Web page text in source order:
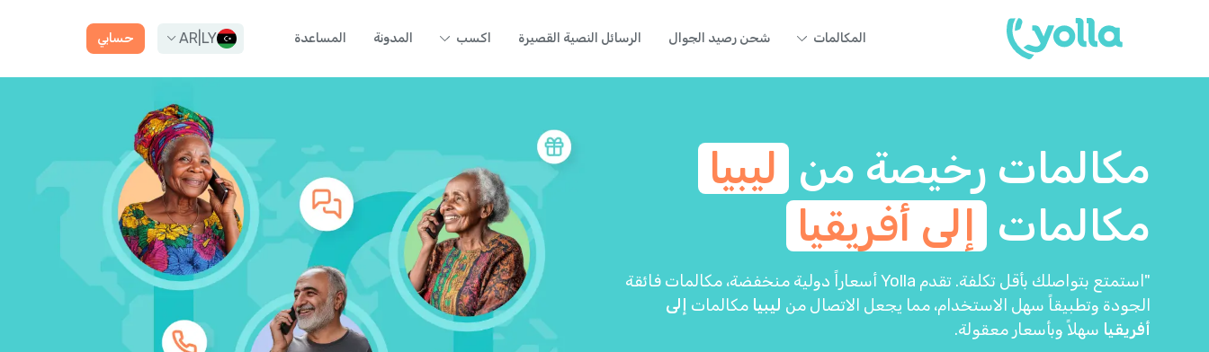
المكالمات شحن رصيد الجوال الرسائل النصية القصيرة اكسب المدونة المساعدة LY
AR حسابي
مكالمات رخيصة من ليبيا
مكالمات إلى أفريقيا
"استمتع بتواصلك بأقل تكلفة. تقدم Yolla أسعاراً دولية منخفضة، مكالمات فائقة
الجودة وتطبيقاً سهل الاستخدام، مما يجعل الاتصال من ليبيا مكالمات إلى
أفريقيا سهلاً وبأسعار معقولة.